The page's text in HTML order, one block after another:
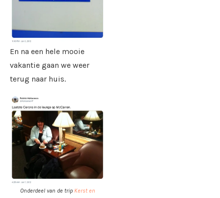
En na een hele mooie
vakantie gaan we weer
terug naar huis.
Onderdeel van de trip Kerst en